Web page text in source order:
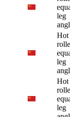
leg
Hot
leg
Hot
leg